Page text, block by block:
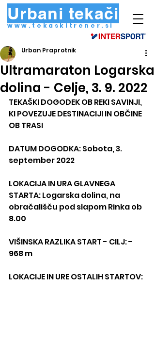
Urbani tekači
www.tekaskitrener.si
Ultramaraton Logarska
dolina - Celje, 3. 9. 2022
Urban Praprotnik
TEKAŠKI DOGODEK OB REKI SAVINJI,
KI POVEZUJE DESTINACIJI IN OBČINE
OB TRASI
DATUM DOGODKA: Sobota, 3.
september 2022
LOKACIJA IN URA GLAVNEGA
STARTA: Logarska dolina, na
obračališču pod slapom Rinka ob
8.00
VIŠINSKA RAZLIKA START - CILJ: -
968 m
LOKACIJE IN URE OSTALIH STARTOV: